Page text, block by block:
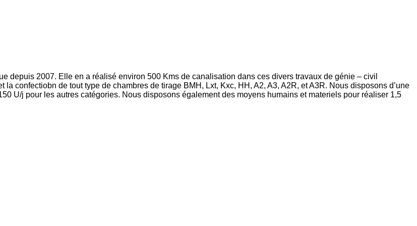
depuis 2007. Elle en a réalisé environ 500 Kms de canalisation dans ces divers travaux de génie – civil
confectiobn de tout type de chambres de tirage BMH, Lxt, Kxc, HH, A2, A3, A2R, et A3R. Nous disposons d’une
U/j pour les autres catégories. Nous disposons également des moyens humains et materiels pour réaliser 1,5